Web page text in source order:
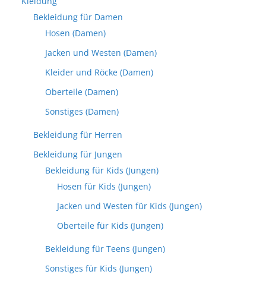
Bekleidung für Damen
Hosen (Damen)
Jacken und Westen (Damen)
Kleider und Röcke (Damen)
Oberteile (Damen)
Sonstiges (Damen)
Bekleidung für Herren
Bekleidung für Jungen
Bekleidung für Kids (Jungen)
Hosen für Kids (Jungen)
Jacken und Westen für Kids (Jungen)
Oberteile für Kids (Jungen)
Bekleidung für Teens (Jungen)
Sonstiges für Kids (Jungen)